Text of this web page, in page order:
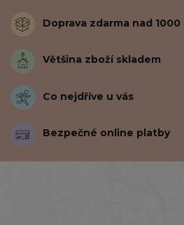
Doprava zdarma nad 1000
Většina zboží skladem
Co nejdříve u vás
Bezpečné online platby